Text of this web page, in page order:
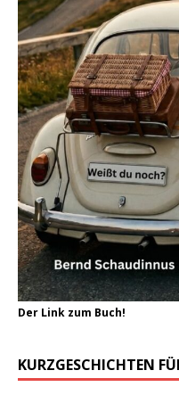
Der Link zum Buch!
KURZGESCHICHTEN